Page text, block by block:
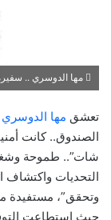
مها الدوسري ..
تعشق مها الدوسري
الصندوق.. كانت
شات”.. طموحة
التحديات واكتشاف
وتحقق”، مستفيدة من
حيث استطاعت